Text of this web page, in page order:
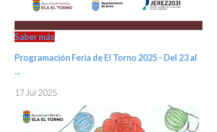
Saber más
Programación Feria de El Torno 2025 - Del 23 al
...
17 Jul 2025